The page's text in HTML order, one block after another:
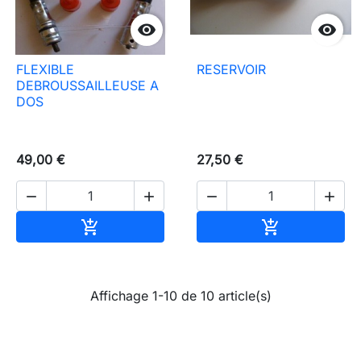

FLEXIBLE
DEBROUSSAILLEUSE A
DOS
49,00 €
 


RESERVOIR
27,50 €
 

Affichage 1-10 de 10 article(s)